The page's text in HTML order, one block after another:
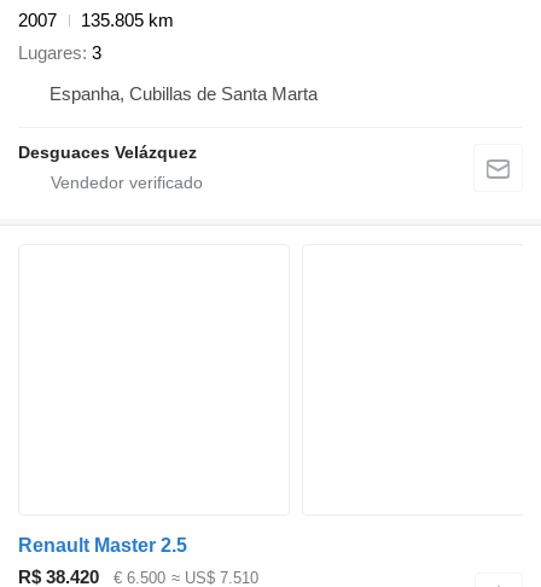
2007
135.805 km
Lugares 3
Espanha, Cubillas de Santa Marta
Desguaces Velázquez
Renault Master 2.5
R$ 38.420
€ 6.500 ≈ US$ 7.510